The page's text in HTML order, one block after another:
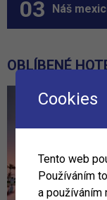
Náš
OBLÍBENÉ
Cookies
Tento web
Používáním
a používáním